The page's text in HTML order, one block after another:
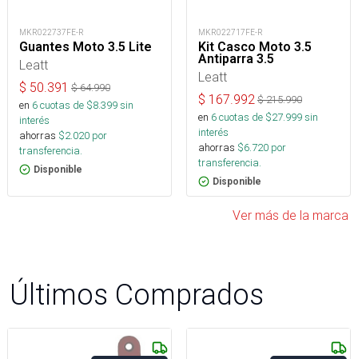
MKR022737FE-R
Guantes Moto 3.5 Lite
Leatt
$ 50.391 $64.990
en 6cuotas de $8.399sin
interés
ahorras $2.020 por
transferencia.
Disponible
MKR022717FE-R
Kit Casco Moto 3.5
Antiparra 3.5
Leatt
$ 167.992 $215.990
en 6cuotas de $27.999sin
interés
ahorras $6.720 por
transferencia.
Disponible
Ver más de la marca
Últimos Comprados